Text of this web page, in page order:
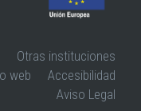
Otras instituciones
web
Accesibilidad
Aviso Legal